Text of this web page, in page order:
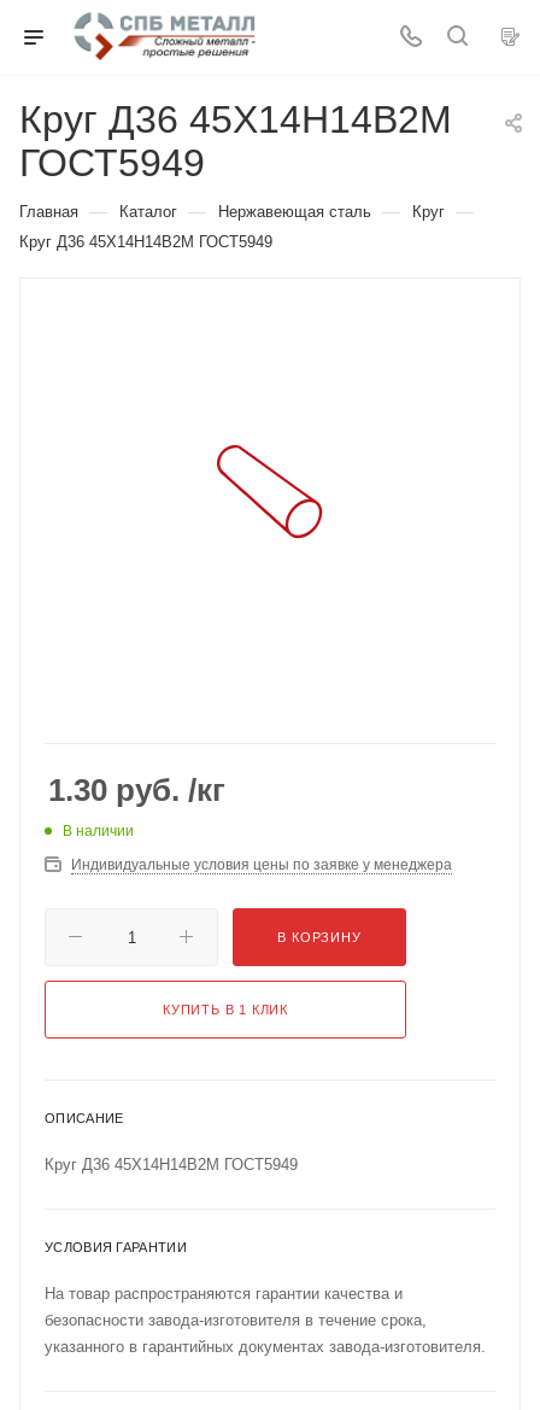
Круг Д36 45Х14Н14В2М
ГОСТ5949
Главная — Каталог — Нержавеющая сталь — Круг —
Круг Д36 45Х14Н14В2М ГОСТ5949
1.30 руб. /кг
В наличии
Индивидуальные условия цены по заявке у менеджера
В КОРЗИНУ
КУПИТЬ В 1 КЛИК
ОПИСАНИЕ
Круг Д36 45Х14Н14В2М ГОСТ5949
УСЛОВИЯ ГАРАНТИИ
На товар распространяются гарантии качества и
безопасности завода-изготовителя в течение срока,
указанного в гарантийных документах завода-изготовителя.